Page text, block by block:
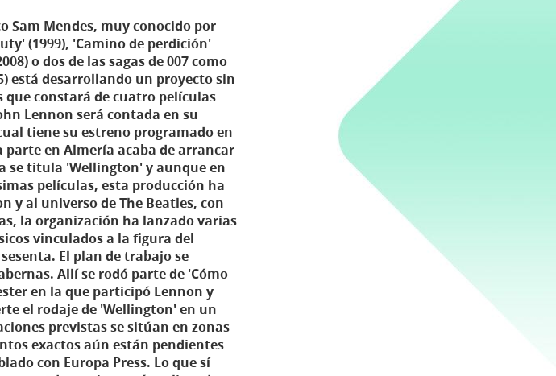
Sam Mendes, muy conocido por
(1999), 'Camino de perdición'
o dos de las sagas de 007 como
está desarrollando un proyecto sin
que constará de cuatro películas
Lennon será contada en su
tiene su estreno programado en
parte en Almería acaba de arrancar
se titula 'Wellington' y aunque en
películas, esta producción ha
y al universo de The Beatles, con
la organización ha lanzado varias
vinculados a la figura del
El plan de trabajo se
Allí se rodó parte de 'Cómo
en la que participó Lennon y
el rodaje de 'Wellington' en un
previstas se sitúan en zonas
exactos aún están pendientes
con Europa Press. Lo que sí